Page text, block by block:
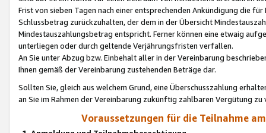
Frist von sieben Tagen nach einer entsprechenden Ankündigung die
Schlussbetrag zurückzuhalten, der dem in der Übersicht
Mindestauszahlungsbetrag entspricht. Ferner können eine etwaig
unterliegen oder durch geltende Verjährungsfristen verfallen.
An Sie unter Abzug bzw. Einbehalt aller in der Vereinbarung
Ihnen gemäß der Vereinbarung zustehenden Beträge dar.
Sollten Sie, gleich aus welchem Grund, eine Überschusszahlung
an Sie im Rahmen der Vereinbarung zukünftig zahlbaren Vergütung zu
Voraussetzungen für die Teilnahme